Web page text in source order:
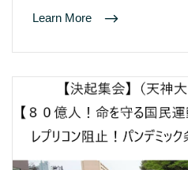
Learn More